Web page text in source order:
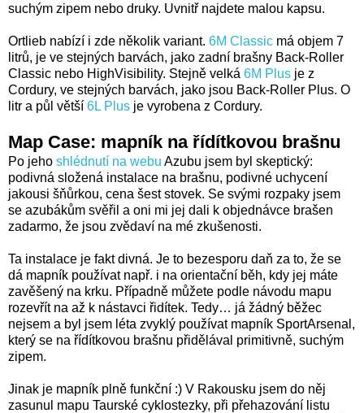
suchým zipem nebo druky. Uvnitř najdete malou kapsu.
Ortlieb nabízí i zde několik variant. 6M Classic má objem 7
litrů, je ve stejných barvách, jako zadní brašny Back-Roller
Classic nebo HighVisibility. Stejně velká 6M Plus je z
Cordury, ve stejných barvách, jako jsou Back-Roller Plus. O
litr a půl větší 6L Plus je vyrobena z Cordury.
Map Case: mapník na řídítkovou brašnu
Po jeho shlédnutí na webu Azubu jsem byl skeptický:
podivná složená instalace na brašnu, podivné uchycení
jakousi šňůrkou, cena šest stovek. Se svými rozpaky jsem
se azubákům svěřil a oni mi jej dali k objednávce brašen
zadarmo, že jsou zvědaví na mé zkušenosti.
Ta instalace je fakt divná. Je to bezesporu daň za to, že se
dá mapník používat např. i na orientační běh, kdy jej máte
zavěšený na krku. Případně můžete podle návodu mapu
rozevřít na až k nástavci řidítek. Tedy… já žádný běžec
nejsem a byl jsem léta zvyklý používat mapník SportArsenal,
který se na řídítkovou brašnu přidělával primitivně, suchým
zipem.
Jinak je mapník plně funkční :) V Rakousku jsem do něj
zasunul mapu Taurské cyklostezky, při přehazování listu